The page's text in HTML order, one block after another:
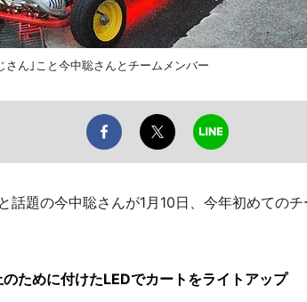
ん｣こと今中聡さんとチームメンバー
話題の今中聡さんが1月10日、今年初めての
ために付けたLEDでカートをライトアップ